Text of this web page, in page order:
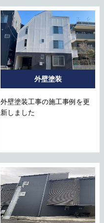
外壁塗装
外壁塗装工事の施工事例を更
新しました